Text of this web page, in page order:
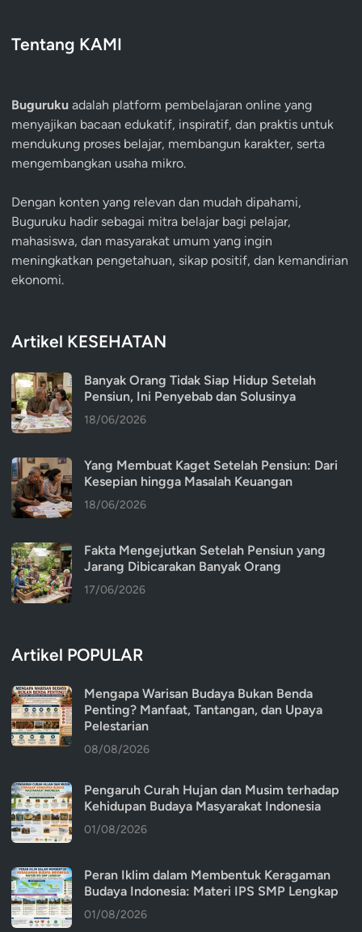
Tentang KAMI
Buguruku adalah platform pembelajaran online yang
menyajikan bacaan edukatif, inspiratif, dan praktis untuk
mendukung proses belajar, membangun karakter, serta
mengembangkan usaha mikro.
Dengan konten yang relevan dan mudah dipahami,
Buguruku hadir sebagai mitra belajar bagi pelajar,
mahasiswa, dan masyarakat umum yang ingin
meningkatkan pengetahuan, sikap positif, dan kemandirian
ekonomi.
Artikel KESEHATAN
Banyak Orang Tidak Siap Hidup Setelah
Pensiun, Ini Penyebab dan Solusinya
18/06/2026
Yang Membuat Kaget Setelah Pensiun: Dari
Kesepian hingga Masalah Keuangan
18/06/2026
Fakta Mengejutkan Setelah Pensiun yang
Jarang Dibicarakan Banyak Orang
17/06/2026
Artikel POPULAR
Mengapa Warisan Budaya Bukan Benda
Penting? Manfaat, Tantangan, dan Upaya
Pelestarian
08/08/2026
Pengaruh Curah Hujan dan Musim terhadap
Kehidupan Budaya Masyarakat Indonesia
01/08/2026
Peran Iklim dalam Membentuk Keragaman
Budaya Indonesia: Materi IPS SMP Lengkap
01/08/2026